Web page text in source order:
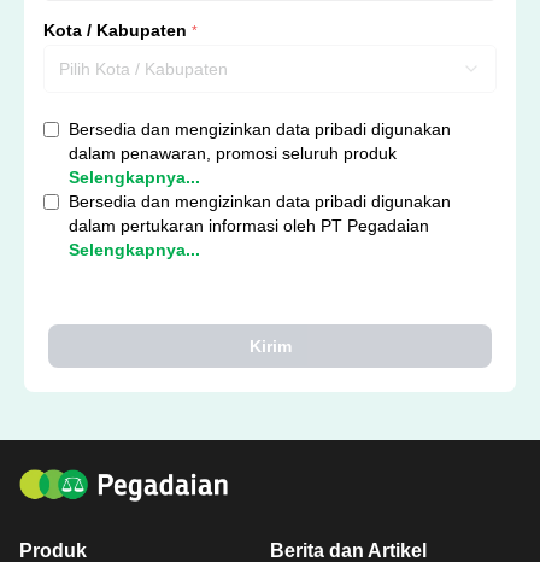
Kota / Kabupaten *
Pilih Kota / Kabupaten
Bersedia dan mengizinkan data pribadi digunakan
dalam penawaran, promosi seluruh produk
Selengkapnya...
Bersedia dan mengizinkan data pribadi digunakan
dalam pertukaran informasi oleh PT Pegadaian
Selengkapnya...
Kirim
Produk
Berita dan Artikel